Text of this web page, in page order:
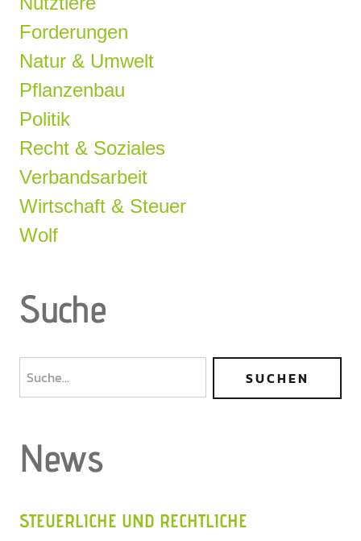
Forderungen
Natur & Umwelt
Pflanzenbau
Politik
Recht & Soziales
Verbandsarbeit
Wirtschaft & Steuer
Wolf
Suche
News
STEUERLICHE UND RECHTLICHE